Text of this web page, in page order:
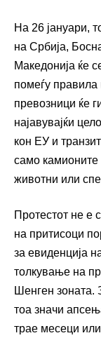
На 26 јануари,
на Србија,
Македонија ќе
помеѓу
превозници ќе
најавувајќи
кон ЕУ и
само
животни или
Протестот не е
на притисоци
за евиденција
толкување на
Шенген зоната.
тоа значи
трае месеци